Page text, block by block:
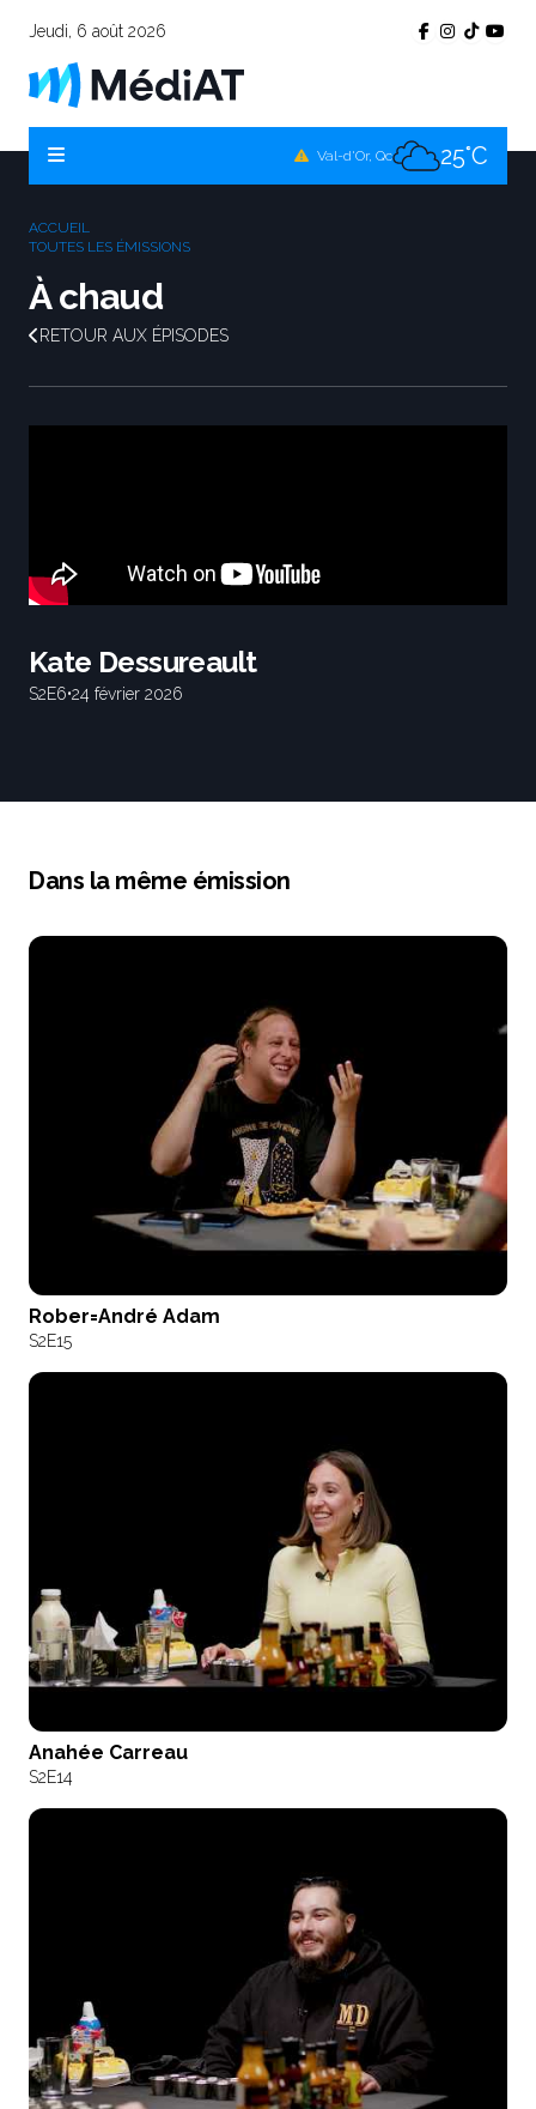
Jeudi, 6 août 2026
Val-d'Or, Qc 25°C
ACCUEIL
TOUTES LES ÉMISSIONS
À chaud
RETOUR AUX ÉPISODES
Kate Dessureault
S2E6•24 février 2026
Dans la même émission
Rober=André Adam
S2E15
Anahée Carreau
S2E14